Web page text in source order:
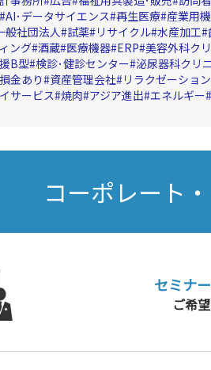
AI･データサイエンス 再生医療 産業用
般社団法人 試薬 リサイクル 水産加工
ング 酒蔵 医療機器 ERP 美容外科ク
B型 検診･健診センター 泌尿器科クリ
金あり 資産管理会社 リラクゼーション
サービス 焼肉 アジア進出 エネルギー
コーポレート
セミナ
ご希